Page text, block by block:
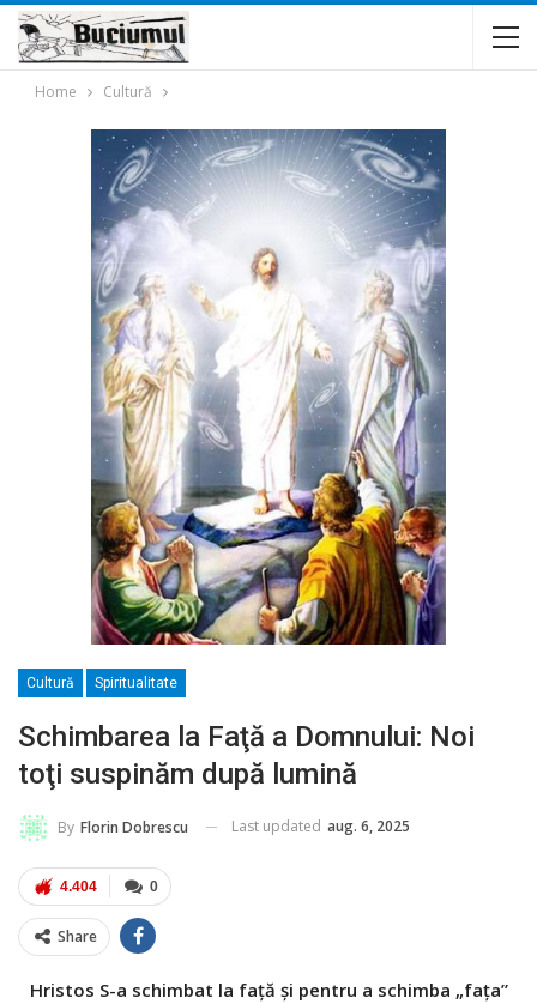
Home Cultură
Cultură Spiritualitate
Schimbarea la Faţă a Domnului: Noi
toţi suspinăm după lumină
By Florin Dobrescu Last updated aug. 6, 2025
0
4.404
Share
Hristos S-a schimbat la faţă şi pentru a schimba „faţa”